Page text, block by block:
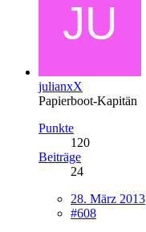
julianxX
Papierboot-Kapitän
Punkte
120
Beiträge
24
28. März 2013
#608